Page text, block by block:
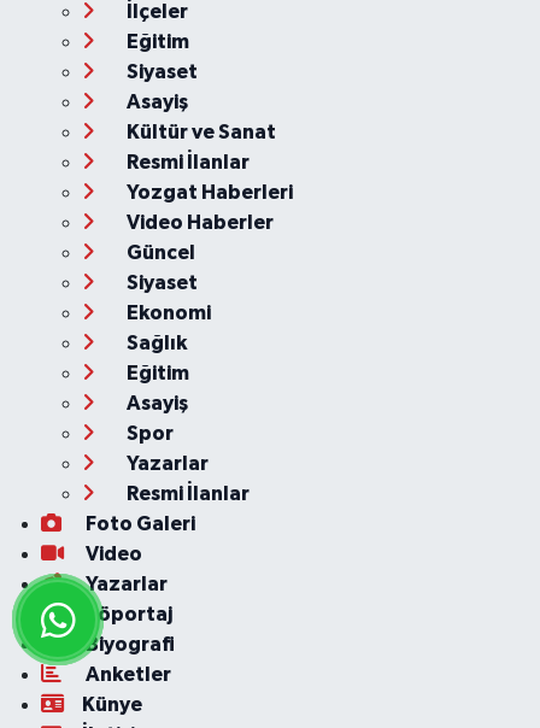
İlçeler
Eğitim
Siyaset
Asayiş
Kültür ve Sanat
Resmi İlanlar
Yozgat Haberleri
Video Haberler
Güncel
Siyaset
Ekonomi
Sağlık
Eğitim
Asayiş
Spor
Yazarlar
Resmi İlanlar
Foto Galeri
Video
Yazarlar
Röportaj
Biyografi
Anketler
Künye